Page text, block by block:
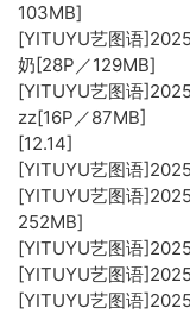
103MB]
[YITUYU艺图语
奶[28P／129MB]
[YITUYU艺图语
zz[16P／87MB]
[12.14]
[YITUYU艺图语
[YITUYU艺图语
252MB]
[YITUYU艺图语
[YITUYU艺图语
[YITUYU艺图语